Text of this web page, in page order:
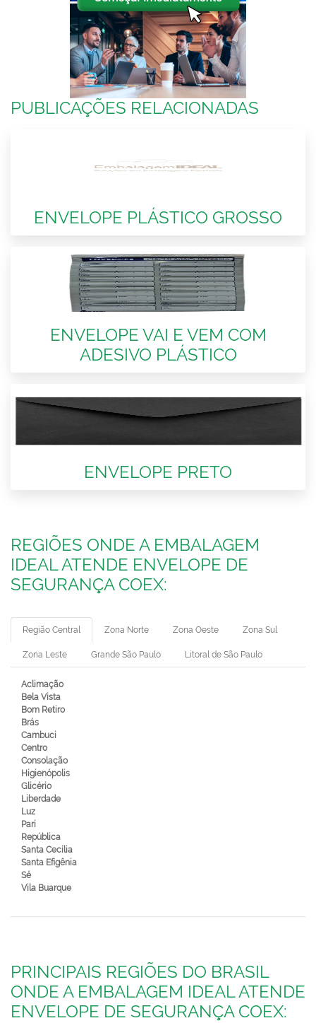
PUBLICAÇÕES RELACIONADAS
ENVELOPE PLÁSTICO GROSSO
ENVELOPE VAI E VEM COM
ADESIVO PLÁSTICO
ENVELOPE PRETO
REGIÕES ONDE A EMBALAGEM
IDEAL ATENDE ENVELOPE DE
SEGURANÇA COEX:
Região Central Zona Norte Zona Oeste Zona Sul
Zona Leste Grande São Paulo Litoral de São Paulo
Aclimação
Bela Vista
Bom Retiro
Brás
Cambuci
Centro
Consolação
Higienópolis
Glicério
Liberdade
Luz
Pari
República
Santa Cecília
Santa Efigênia
Sé
Vila Buarque
PRINCIPAIS REGIÕES DO BRASIL
ONDE A EMBALAGEM IDEAL ATENDE
ENVELOPE DE SEGURANÇA COEX: